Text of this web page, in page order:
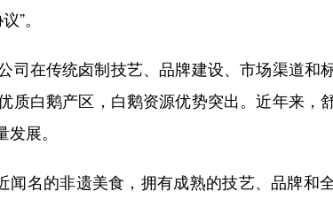
”。
在传统卤制技艺、品牌建设、市场渠道和
白鹅产区，白鹅资源优势突出。近年来，
展。
名的非遗美食，拥有成熟的技艺、品牌和